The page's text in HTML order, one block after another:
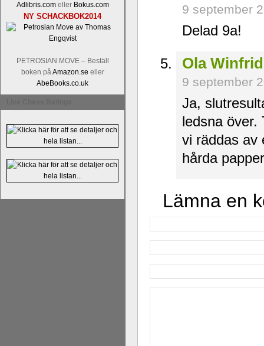
Adlibris.comeller Bokus.com
NY SCHACKBOK2014
PETROSIAN MOVE – Beställ
boken påAmazon.se eller
AbeBooks.co.uk
9 september
Delad 9a!
Ola
9 september
Ja,
ledsna över.
vi räddas av
hårda
Lämna en